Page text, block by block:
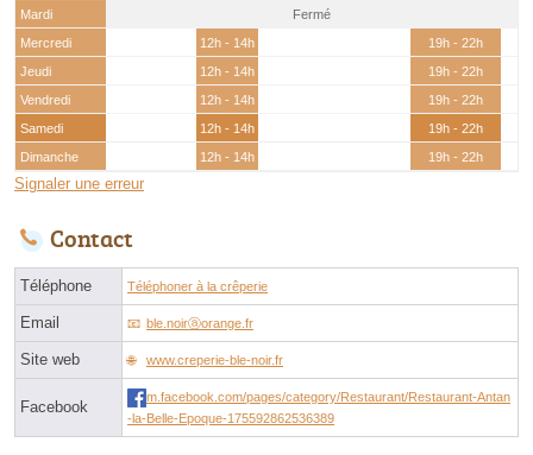
Mardi
Fermé
Mercredi
12h - 14h
19h - 22h
Jeudi
12h - 14h
19h - 22h
Vendredi
12h - 14h
19h - 22h
Samedi
12h - 14h
19h - 22h
Dimanche
12h - 14h 19h - 22h
Signaler une erreur
Contact
Téléphone Téléphoner à la crêperie
Email ble.noirⓐorange.fr
Site web www.creperie-ble-noir.fr
Facebook
m.facebook.com/pages/category/Restaurant/Restaurant-Antan
-la-Belle-Epoque-175592862536389